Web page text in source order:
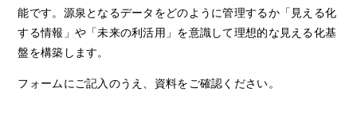
能です。源泉となるデータをどのように管理するか「見える化
する情報」や「未来の利活用」を意識して理想的な見える化基
盤を構築します。
フォームにご記入のうえ、資料をご確認ください。